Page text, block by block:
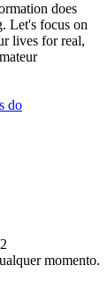
does
Let's focus on
lives for real,
do
momento.